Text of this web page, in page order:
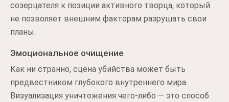
созерцателя к позиции активного творца, который
не позволяет внешним факторам разрушать свои
планы.
Эмоциональное очищение
Как ни странно, сцена убийства может быть
предвестником глубокого внутреннего мира.
Визуализация уничтожения чего-либо — это способ